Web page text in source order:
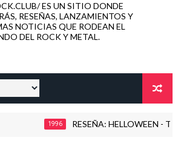
ES UN SITIO DONDE
RESEÑAS, LANZAMIENTOS Y
NOTICIAS QUE RODEAN EL
DEL ROCK Y METAL.
RESEÑA: HELLOWEEN - THE